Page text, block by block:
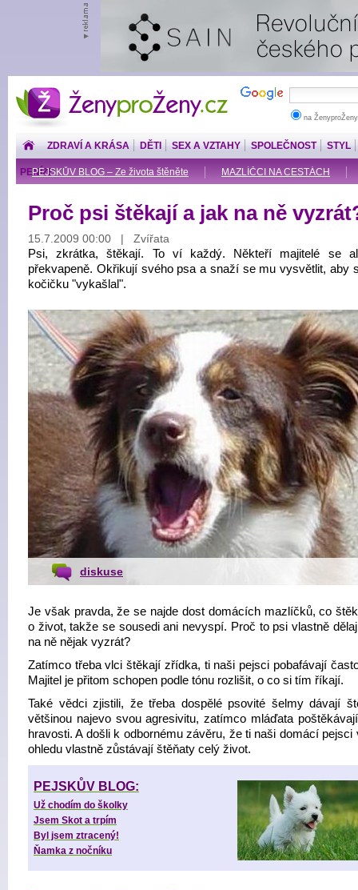
ŽenyproŽeny.cz
na
ZDRAVÍ A KRÁSA DĚTI SEX A VZTAHY SPOLEČNOST STYL
PEJSKŮV BLOG – Ze života štěněte MAZLÍČCI NA CESTÁCH
PENÍZE
Proč psi štěkají a jak na ně
15.7.2009 00:00 | Zvířata
Psi, zkrátka, štěkají. To ví každý. Někteří majitelé se
překvapeně. Okřikují svého psa a snaží se mu vysvětlit, aby
kočičku "vykašlal".
diskuse
Je však pravda, že se najde dost domácích mazlíčků, co
o život, takže se sousedi ani nevyspí. Proč to psi vlastně
na ně nějak vyzrát?
Zatímco třeba vlci štěkají zřídka, ti naši pejsci pobafávají
Majitel je přitom schopen podle tónu rozlišit, o co si tím říkají.
Také vědci zjistili, že třeba dospělé psovité šelmy dávají
většinou najevo svou agresivitu, zatímco mláďata
hravosti. A došli k odbornému závěru, že ti naši domácí pejsci
ohledu vlastně zůstávají štěňaty celý život.
PEJSKŮV BLOG:
Už chodím do školky
Jsem Skot a trpím
Byl jsem ztracený!
Ňamka z nočníku